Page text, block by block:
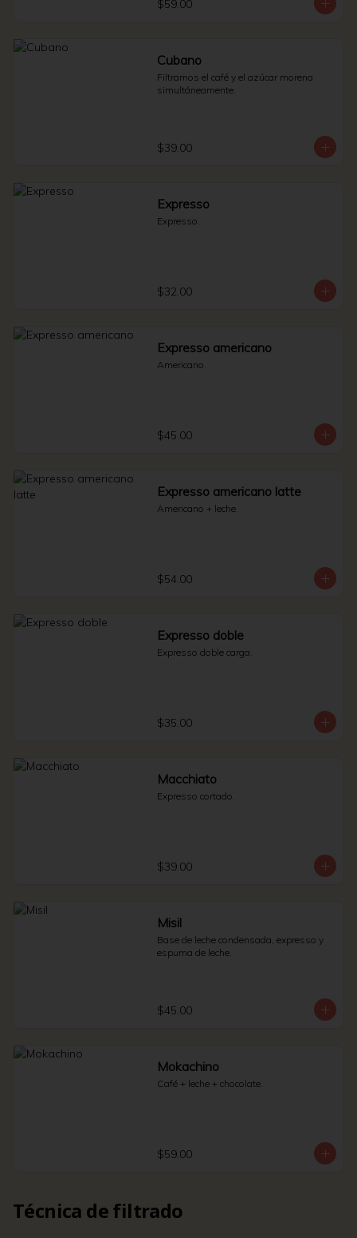
$59.00
Cubano
Filtramos el café y el azúcar morena
simultáneamente.
$39.00
Expresso
Expresso.
$32.00
Expresso americano
Americano.
$45.00
Expresso americano latte
Americano + leche.
$54.00
Expresso doble
Expresso doble carga.
$35.00
Macchiato
Expresso cortado.
$39.00
Misil
Base de leche condensada, expresso y
espuma de leche.
$45.00
Mokachino
Café + leche + chocolate.
$59.00
Técnica de filtrado